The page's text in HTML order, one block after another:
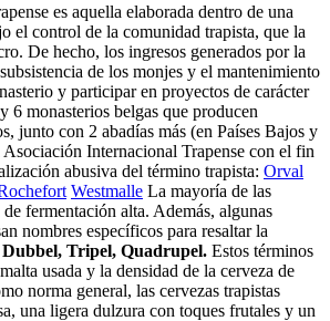
es aquella elaborada dentro de una
el control de la comunidad trapista, que la
De hecho, los ingresos generados por la
de los monjes y el mantenimiento
y participar en proyectos de carácter
6 monasterios belgas que producen
junto con 2 abadías más (en Países Bajos y
Internacional Trapense con el fin
abusiva del término trapista: Orval
Westmalle La mayoría de las
de fermentación alta. Además, algunas
nombres específicos para resaltar la
Dubbel, Tripel, Quadrupel. Estos términos
usada y la densidad de la cerveza de
norma general, las cervezas trapistas
una ligera dulzura con toques frutales y un